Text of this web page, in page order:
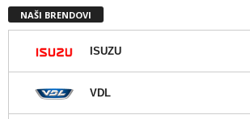
NAŠI BRENDOVI
ISUZU
VDL